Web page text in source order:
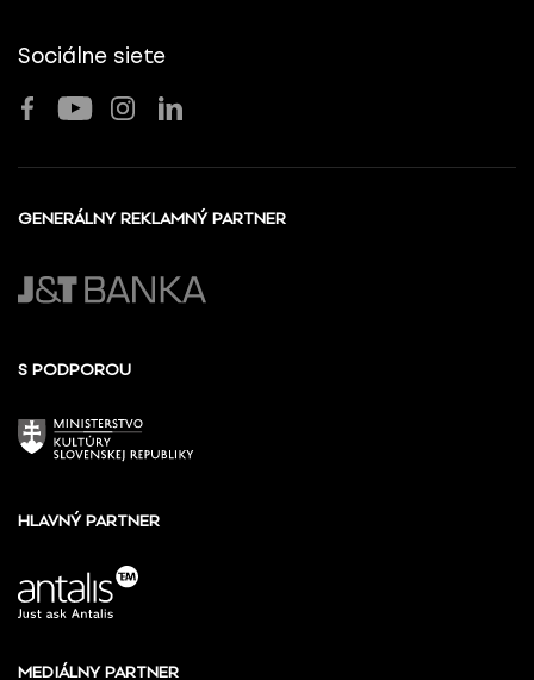
Sociálne siete
GENERÁLNY REKLAMNÝ PARTNER
S PODPOROU
HLAVNÝ PARTNER
MEDIÁLNY PARTNER